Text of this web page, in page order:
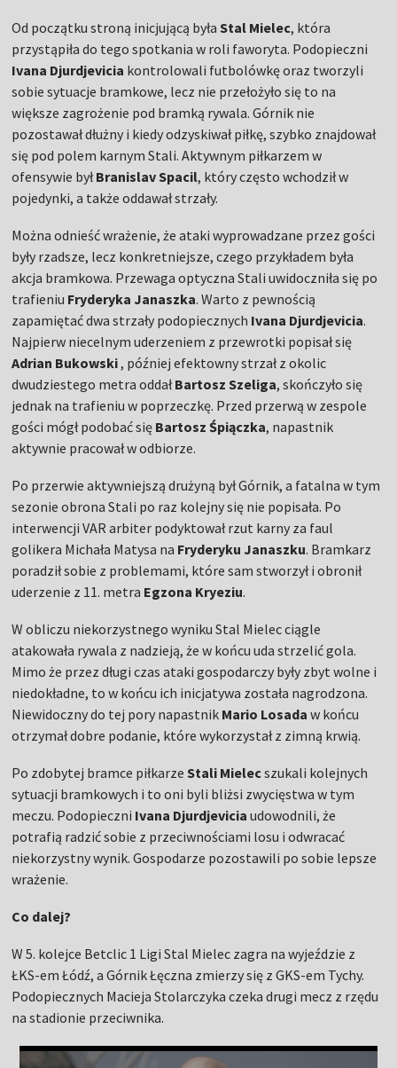
Od początku stroną inicjującą byłaStal Mielec, która
przystąpiła do tego spotkania w roli faworyta. Podopieczni
Ivana Djurdjevicia kontrolowali futbolówkę oraz tworzyli
sobie sytuacje bramkowe, lecz nie przełożyło się to na
większe zagrożenie pod bramką rywala. Górnik nie
pozostawał dłużny i kiedy odzyskiwał piłkę, szybko znajdował
się pod polem karnym Stali. Aktywnym piłkarzem w
ofensywie byłBranislav Spacil, który często wchodził w
pojedynki, a także oddawał strzały.
Można odnieść wrażenie, że ataki wyprowadzane przez gości
były rzadsze, lecz konkretniejsze, czego przykładem była
akcja bramkowa. Przewaga optyczna Stali uwidoczniła się po
trafieniu Fryderyka Janaszka. Warto z pewnością
zapamiętać dwa strzały podopiecznych Ivana Djurdjevicia.
Najpierw niecelnym uderzeniem z przewrotki popisał się
Adrian Bukowski, później efektowny strzał z okolic
dwudziestego metra oddałBartosz Szeliga, skończyło się
jednak na trafieniu w poprzeczkę. Przed przerwą w zespole
gości mógł podobać się Bartosz Śpiączka, napastnik
aktywnie pracował w odbiorze.
Po przerwie aktywniejszą drużyną był Górnik, a fatalna w tym
sezonie obrona Stali po raz kolejny się nie popisała. Po
interwencji VAR arbiter podyktował rzut karny za faul
golikera Michała Matysa na Fryderyku Janaszku. Bramkarz
poradził sobie z problemami, które sam stworzył i obronił
uderzenie z 11. metra Egzona Kryeziu.
W obliczu niekorzystnego wyniku Stal Mielec ciągle
atakowała rywala z nadzieją, że w końcu uda strzelić gola.
Mimo że przez długi czas ataki gospodarczy były zbyt wolne i
niedokładne, to w końcu ich inicjatywa została nagrodzona.
Niewidoczny do tej pory napastnik Mario Losada w końcu
otrzymał dobre podanie, które wykorzystał z zimną krwią.
Po zdobytej bramce piłkarzeStali Mielecszukali kolejnych
sytuacji bramkowych i to oni byli bliżsi zwycięstwa w tym
meczu. Podopieczni Ivana Djurdjeviciaudowodnili, że
potrafią radzić sobie z przeciwnościami losu i odwracać
niekorzystny wynik. Gospodarze pozostawili po sobie lepsze
wrażenie.
Co dalej?
W 5. kolejce Betclic 1 Ligi Stal Mielec zagra na wyjeździe z
ŁKS-em Łódź, a Górnik Łęczna zmierzy się z GKS-em Tychy.
Podopiecznych Macieja Stolarczyka czeka drugi mecz z rzędu
na stadionie przeciwnika.